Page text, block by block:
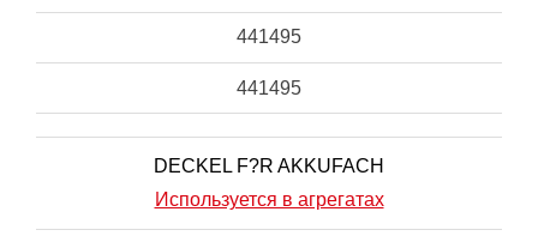
441495
441495
DECKEL F?R AKKUFACH
Используется в агрегатах